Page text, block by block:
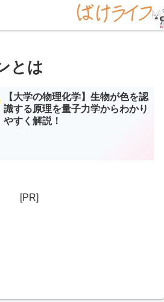
をとことん楽しむサイト！
とは
【大学の物理化学】生物が色を認
識する原理を量子力学からわかり
やすく解説！
[PR]